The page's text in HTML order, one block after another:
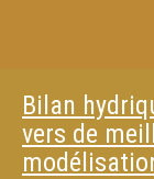
Bilan
vers de